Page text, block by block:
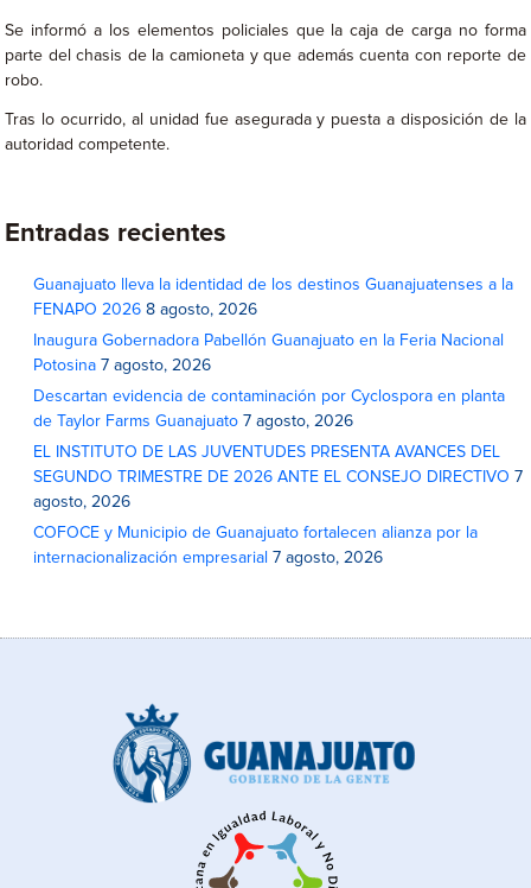
Se informó a los elementos policiales que la caja de carga no forma
parte del chasis de la camioneta y que además cuenta con reporte de
robo.
Tras lo ocurrido, al unidad fue asegurada y puesta a disposición de la
autoridad competente.
Entradas recientes
Guanajuato lleva la identidad de los destinos Guanajuatenses a la
FENAPO 2026 8 agosto, 2026
Inaugura Gobernadora Pabellón Guanajuato en la Feria Nacional
Potosina 7 agosto, 2026
Descartan evidencia de contaminación por Cyclospora en planta
de Taylor Farms Guanajuato 7 agosto, 2026
EL INSTITUTO DE LAS JUVENTUDES PRESENTA AVANCES DEL
SEGUNDO TRIMESTRE DE 2026 ANTE EL CONSEJO DIRECTIVO 7
agosto, 2026
COFOCE y Municipio de Guanajuato fortalecen alianza por la
internacionalización empresarial 7 agosto, 2026